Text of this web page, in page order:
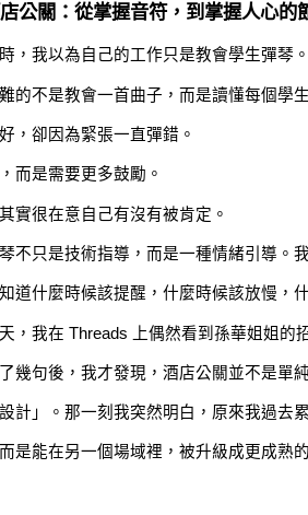
公關：從掌握音符，到掌握人心的
，我以為自己的工作只是教會學生彈琴。
的不是教會一首曲子，而是讀懂每個學
，卻因為緊張一直彈錯。
而是需要更多鼓勵。
實很在意自己有沒有被肯定。
不只是技術指導，而是一種情緒引導。
道什麼時候該提醒，什麼時候該放慢，
，我在 Threads 上偶然看到孫華姐姐的
幾句後，我才發現，酒店公關並不是單
計」。那一刻我突然明白，原來我過去
是能在另一個場域裡，被升級成更成熟